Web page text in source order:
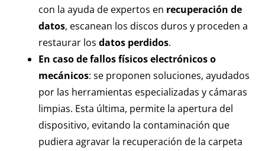
con la ayuda de expertos en recuperación de
datos, escanean los discos duros y proceden a
restaurar los datos perdidos.
En caso de fallos físicos electrónicos o
mecánicos: se proponen soluciones, ayudados
por las herramientas especializadas y cámaras
limpias. Esta última, permite la apertura del
dispositivo, evitando la contaminación que
pudiera agravar la recuperación de la carpeta